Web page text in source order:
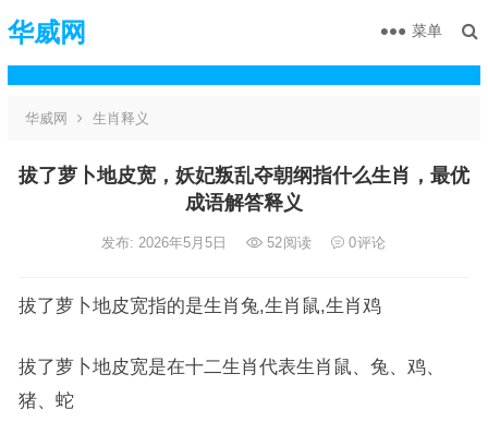
华威网 菜单
华威网 生肖释义
拔了萝卜地皮宽，妖妃叛乱夺朝纲指什么生肖，最优
成语解答释义
发布: 2026年5月5日 52阅读 0评论
拔了萝卜地皮宽指的是生肖兔,生肖鼠,生肖鸡
拔了萝卜地皮宽是在十二生肖代表生肖鼠、兔、鸡、
猪、蛇